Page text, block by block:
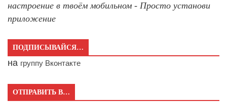
настроение в твоём мобильном - Просто установи
приложение
ПОДПИСЫВАЙСЯ…
на группу Вконтакте
ОТПРАВИТЬ В…